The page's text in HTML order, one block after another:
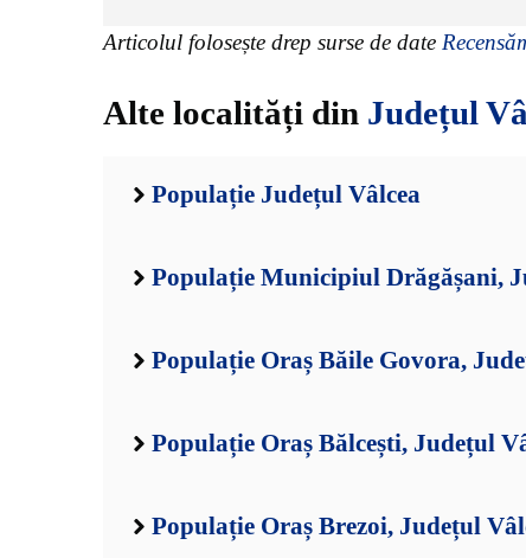
Articolul folosește drep surse de date
Alte localități din Județul
Populație Județul Vâlcea
Populație Municipiul Drăgășani,
Populație Oraș Băile Govora,
Populație Oraș Bălcești, Județul
Populație Oraș Brezoi, Județul